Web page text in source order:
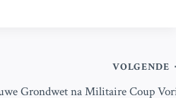
VOLGENDE
Grondwet na Militaire Coup